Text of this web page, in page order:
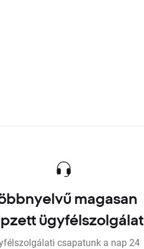
magasan
ügyfélszolgálat
csapatunk a nap 24